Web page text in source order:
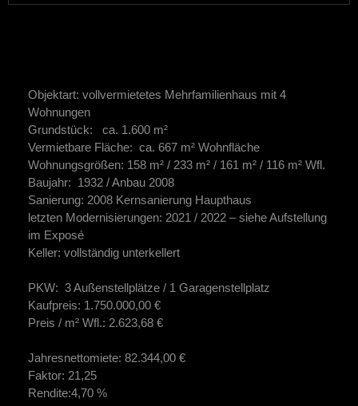
Objektart: vollvermietetes Mehrfamilienhaus mit 4
Wohnungen
Grundstück: ca. 1.600 m²
Vermietbare Fläche: ca. 667 m² Wohnfläche
Wohnungsgrößen: 158 m² / 233 m² / 161 m² / 116 m² Wfl.
Baujahr: 1932 / Anbau 2008
Sanierung: 2008 Kernsanierung Haupthaus
letzten Modernisierungen: 2021 / 2022 – siehe Aufstellung
im Exposé
Keller: vollständig unterkellert
PKW: 3 Außenstellplätze / 1 Garagenstellplatz
Kaufpreis: 1.750.000,00 €
Preis / m² Wfl.: 2.623,68 €
Jahresnettomiete: 82.344,00 €
Faktor: 21,25
Rendite:4,70 %